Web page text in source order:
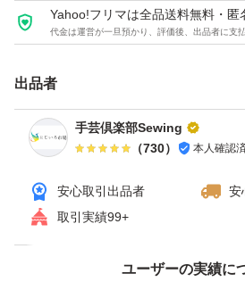
40本… 5,500円
①ホワイト(501)
②キナリ(801)
③サクラ(512)
④フレンチローズ(070)
⑤スカーレット(518)
Yahoo!フリマは全品送料無料・匿
代金は運営が一旦預かり、評価後、出品者に支
出品者
手芸倶楽部Sewing
（730） 本人確認
安心取引出品者
安
取引実績99+
ユーザーの実績に
価格の相談